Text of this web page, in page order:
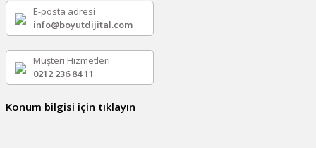
E-posta adresi
info@boyutdijital.com
Müşteri Hizmetleri
0212 236 84 11
Konum bilgisi için tıklayın